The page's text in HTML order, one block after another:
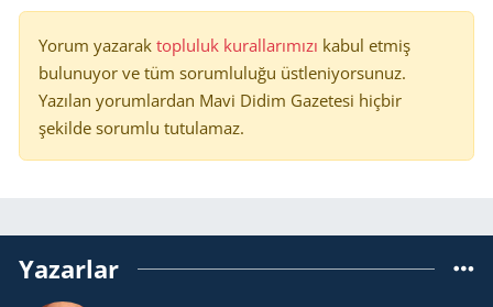
Yorum yazarak topluluk kurallarımızı kabul etmiş
bulunuyor ve tüm sorumluluğu üstleniyorsunuz.
Yazılan yorumlardan Mavi Didim Gazetesi hiçbir
şekilde sorumlu tutulamaz.
Yazarlar